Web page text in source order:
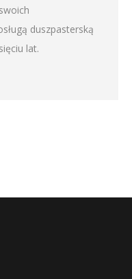
duszpasterską
lat.